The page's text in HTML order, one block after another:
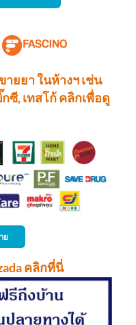
ยยา ในห้างฯ เช่น
ซี, เทสโก้ คลิกเพื่อดู
ย
คลิกที่นี่